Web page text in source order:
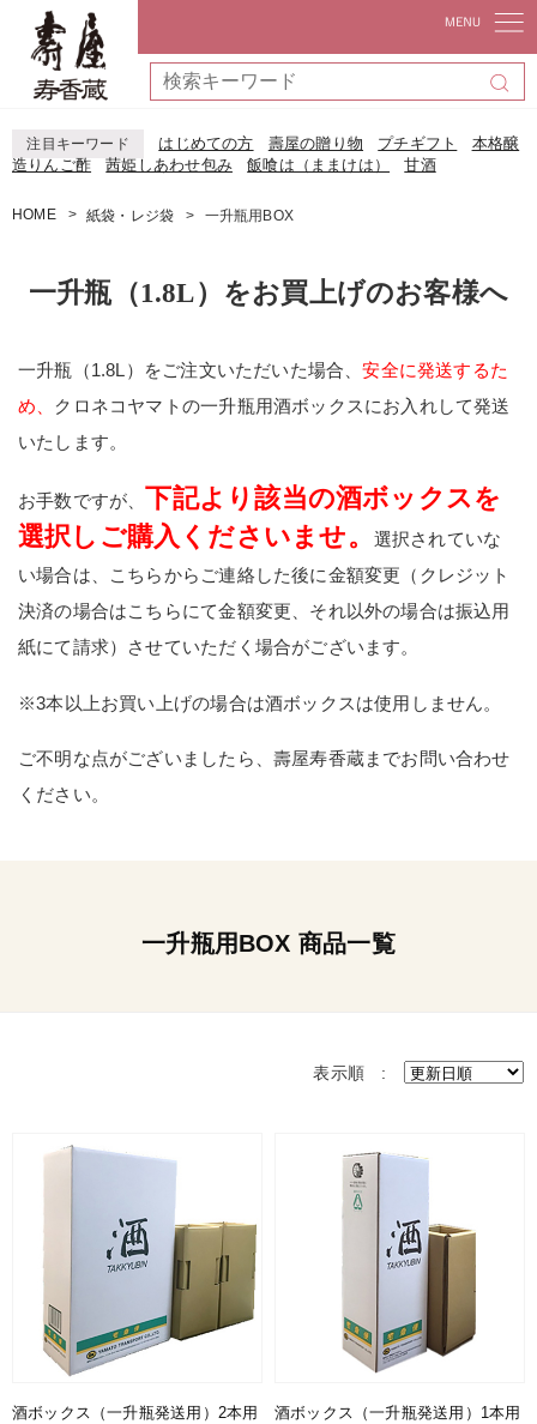
注目キーワード はじめての方 壽屋の贈り物 プチギフト
本格醸
造りんご酢
茜姫しあわせ包み 飯喰は（ままけは） 甘酒
HOME 紙袋・レジ袋 一升瓶用BOX
一升瓶（1.8L）をお買上げのお客様へ
一升瓶（1.8L）をご注文いただいた場合、安全に発送するた
め、 クロネコヤマトの一升瓶用酒ボックスにお入れして発送
いたします。
お手数ですが、 下記より該当の酒ボックスを
選択しご購入くださいませ。
選択されていな
い場合は、こちらからご連絡した後に金額変更（クレジット
決済の場合はこちらにて金額変更、それ以外の場合は振込用
紙にて請求）させていただく場合がございます。
※3本以上お買い上げの場合は酒ボックスは使用しません。
ご不明な点がございましたら、壽屋寿香蔵までお問い合わせ
ください。
一升瓶用BOX 商品一覧
表示順 :
酒ボックス（一升瓶発送用）2本用
酒ボックス（一升瓶発送用）1本用